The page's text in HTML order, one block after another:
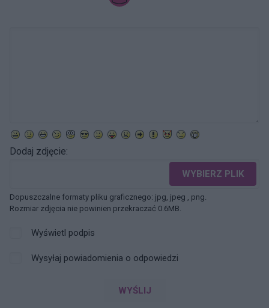
Dodaj zdjęcie:
WYBIERZ PLIK
Dopuszczalne formaty pliku graficznego: jpg, jpeg , png.
Rozmiar zdjęcia nie powinien przekraczać 0.6MB.
Wyświetl podpis
Wysyłaj powiadomienia o odpowiedzi
WYŚLIJ